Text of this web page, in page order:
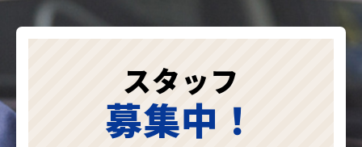
スタッフ
募集中！